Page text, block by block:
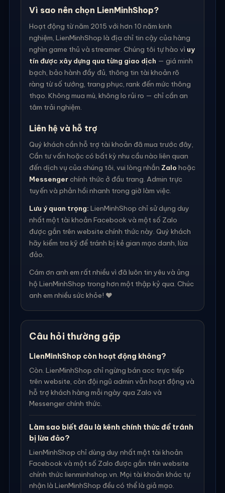
Vì sao nên chọn LienMinhShop?
Hoạt động từ năm 2015 với hơn 10 năm kinh
nghiệm, LienMinhShop là địa chỉ tin cậy của hàng
nghìn game thủ và streamer. Chúng tôi tự hào vì uy
tín được xây dựng qua từng giao dịch — giá minh
bạch, bảo hành đầy đủ, thông tin tài khoản rõ
ràng từ số tướng, trang phục, rank đến mức thông
thạo. Không mua mù, không lo rủi ro — chỉ cần an
tâm trải nghiệm.
Liên hệ và hỗ trợ
Quý khách cần hỗ trợ tài khoản đã mua trước đây,
Cần tư vấn hoặc có bất kỳ nhu cầu nào liên quan
đến dịch vụ của chúng tôi, vui lòng nhắn Zalo hoặc
Messengerchính thức ở đầu trang. Admin trực
tuyến và phản hồi nhanh trong giờ làm việc.
Lưu ý quan trọng: LienMinhShop chỉ sử dụng duy
nhất một tài khoản Facebook và một số Zalo
được gắn trên website chính thức này. Quý khách
hãy kiểm tra kỹ để tránh bị kẻ gian mạo danh, lừa
đảo.
Cám ơn anh em rất nhiều vì đã luôn tin yêu và ủng
hộ LienMinhShop trong hơn một thập kỷ qua. Chúc
anh em nhiều sức khỏe! ❤️
Câu hỏi thường gặp
LienMinhShop còn hoạt động không?
Còn. LienMinhShop chỉ ngừng bán acc trực tiếp
trên website, còn đội ngũ admin vẫn hoạt động và
hỗ trợ khách hàng mỗi ngày qua Zalo và
Messenger chính thức.
Làm sao biết đâu là kênh chính thức để tránh
bị lừa đảo?
LienMinhShop chỉ dùng duy nhất một tài khoản
Facebook và một số Zalo được gắn trên website
chính thức lienminhshop.vn. Mọi tài khoản khác tự
nhận là LienMinhShop đều có thể là giả mạo.